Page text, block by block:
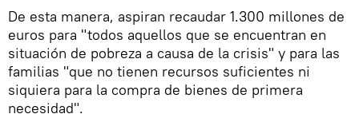
De esta manera, aspiran recaudar 1.300 millones de
euros para "todos aquellos que se encuentran en
situación de pobreza a causa de la crisis" y para las
familias "que no tienen recursos suficientes ni
siquiera para la compra de bienes de primera
necesidad".